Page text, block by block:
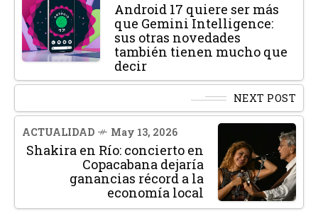
Android 17 quiere ser más
que Gemini Intelligence:
sus otras novedades
también tienen mucho que
decir
NEXT POST
ACTUALIDAD May 13, 2026
Shakira en Río: concierto en
Copacabana dejaría
ganancias récord a la
economía local